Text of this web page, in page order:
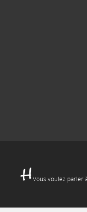
Vous voulez parler